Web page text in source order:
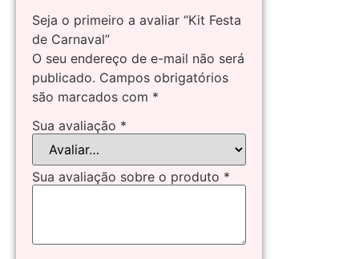
Seja o primeiro a avaliar “Kit Festa
de Carnaval”
O seu endereço de e-mail não será
publicado. Campos obrigatórios
são marcados com *
Sua avaliação *
Sua avaliação sobre o produto *